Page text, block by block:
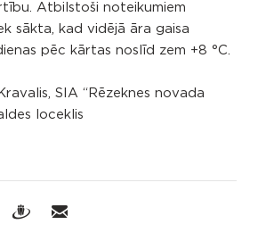
Atbilstoši noteikumiem
sākta, kad vidējā āra gaisa
pēc kārtas noslīd zem +8 °C.
SIA “Rēzeknes novada
loceklis